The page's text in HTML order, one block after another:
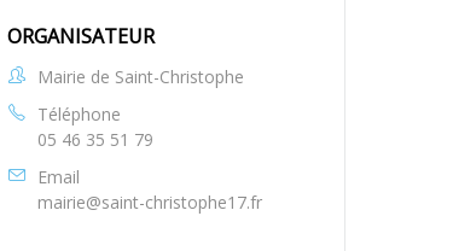
ORGANISATEUR
Mairie de Saint-Christophe
Téléphone
05 46 35 51 79
Email
mairie@saint-christophe17.fr